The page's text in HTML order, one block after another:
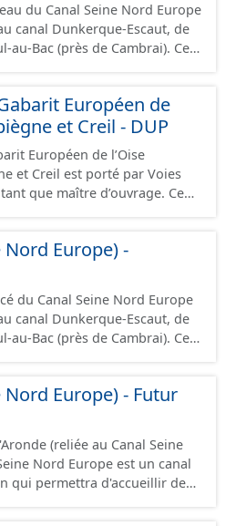
par la surface concernée par
externe à ce bassin versant
d'accompagnement des
: au bassin
d'eau (lieu des points de
à l’alimentation du
d’alimentation » et de «
captages (AAC, BAC) sont ici
de données
du Canal Seine Nord Europe
canal Dunkerque-Escaut, de
au-Bac (près de Cambrai). Ce
pouvant contenir 4 400
soit l'équivalent de 220
Européen de
et Creil - DUP
Européen de l’Oise
et Creil est porté par Voies
que maître d’ouvrage. Ce
gabarit européen Vb
tonnes de marchandises. Ce
sud du canal Seine-Nord
la liaison fluviale Seine-
de linéaire, depuis le
l’écluse de Creil, et
périmètre de la déclaration
Nord Europe) -
du Canal Seine Nord Europe
canal Dunkerque-Escaut, de
Bac (près de Cambrai). Ce
pouvant contenir 4 400
l'équivalent de 220
Nord Europe) - Futur
(reliée au Canal Seine
qui permettra d'accueillir des